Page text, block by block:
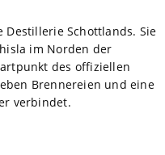
Schottlands. Sie
im Norden der
des offiziellen
Brennereien und eine
verbindet.